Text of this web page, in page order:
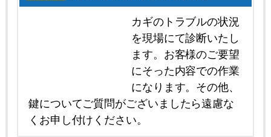
カギのトラブルの状況
を現場にて診断いたし
ます。お客様のご要望
にそった内容での作業
になります。その他、
鍵についてご質問がございましたら遠慮な
くお申し付けください。